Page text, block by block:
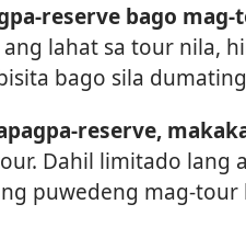
reserve bago mag-
lahat sa tour nila,
bago sila
reserve,
Dahil limitado lang
puwedeng mag-tour